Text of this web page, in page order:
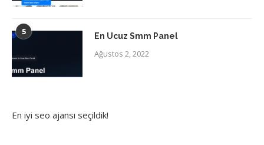
5 En Ucuz Smm Panel
Ağustos 2, 2022
En iyi seo ajansı seçildik!